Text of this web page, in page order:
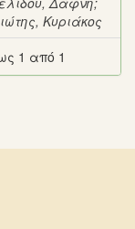
Κυριάκος
1 από 1